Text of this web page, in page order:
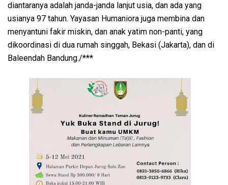
diantaranya adalah janda-janda lanjut usia, dan ada yang
usianya 97 tahun. Yayasan Humaniora juga membina dan
menyantuni fakir miskin, dan anak yatim non-panti, yang
dikoordinasi di dua rumah singgah, Bekasi (Jakarta), dan di
Baleendah Bandung./***